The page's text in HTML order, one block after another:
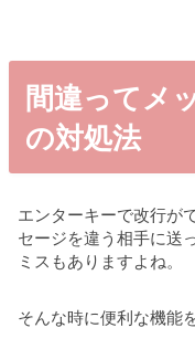
間違ってメ
の対処法
エンターキーで改行が
セージを違う相手に送
ミスもありますよね。
そんな時に便利な機能